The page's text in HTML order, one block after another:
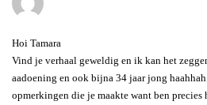
Hoi Tamara
Vind je verhaal geweldig en ik kan het
aadoening en ook bijna 34 jaar jong
opmerkingen die je maakte want ben